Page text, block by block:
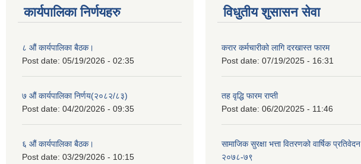
कार्यपालिका निर्णयहरु
८ औं कार्यपालिका बैठक।
Post date: 05/19/2026 - 02:35
७ औं कार्यपालिका निर्णय(२०८२/८३)
Post date: 04/20/2026 - 09:35
६ औं कार्यपालिका बैठक।
Post date: 03/29/2026 - 10:15
विधुतीय शुसासन सेवा
करार कर्मचारीको लागि दरखास्त फारम
Post date: 07/19/2025 - 16:31
तह वृद्धि फारम राप्ती
Post date: 06/20/2025 - 11:46
सामाजिक सुरक्षा भत्ता वितरणको वार्षिक प्रतिवेदन
२०७८-७९